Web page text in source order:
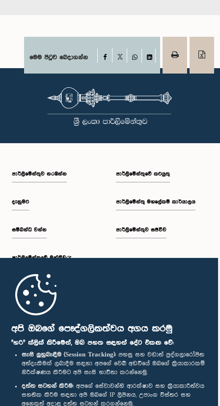
අපි ඔබගේ පෞද්ගලිකත්වය අගය කරමු
"හරි" ක්ලික් කිරීමෙන්, ඔබ පහත සඳහන් දේට එකඟ වේ:
සැසි ලුහුබැඳීම (Session Tracking): පහසු සහ වඩාත් පුද්ගලාරෝපිත
අත්දැකීමක් ලබාදීම සඳහා අපගේ වෙබ් අඩවියේ ඔබගේ ක්‍රියාකාරකම්
නිරීක්ෂණය කිරීමට අපි සැසි භාවිතා කරන්නෙමු.
දත්ත සටහන් කිරීම: අපගේ සේවාවන්හි ආරක්ෂාව සහ ක්‍රියාකාරීත්වය
සහතික කිරීම සඳහා අපි ඔබගේ IP ලිපිනය, උපාංග විස්තර සහ
අනෙකුත් අදාළ දත්ත සටහන් කරගන්නෙමු.
මෙම පිටුව බෙදාගන්න Facebook
WhatsAppLinkedIn
පාර්ලි‌මේන්තුව නරඹන්න
දැනුමට
සම්බන්ධ වන්න
පාර්ලි‌මේන්තුවේ මන්ත්‍රීවරු
මුල් පිටුව
පාර්ලිමේන්තුවේ කටයුතු
පාර්ලිමේන්තු මහලේකම් කාර්යාලය
පාර්ලිමේන්තුව සජීවීව
පාර්ලිමේන්තු ජංගම යෙදුම
අප හා සම්බන්ධ වී සිටින්න :